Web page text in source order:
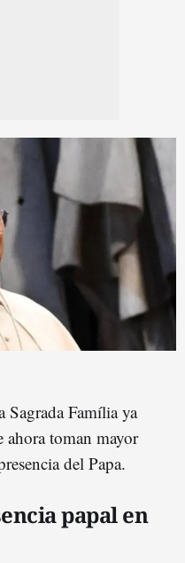
Sagrada Família ya
ahora toman mayor
del Papa.
papal en